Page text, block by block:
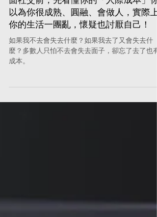
人際關係
請你35歲開始別再活得這麼累：拒絕假
面社交前，先看懂你的「人際成本」你
以為你很成熟、圓融、會做人，實際上
你的生活一團亂，懷疑也討厭自己！
麼？多數人只怕不去會失去面子，卻忘了去了也有
成本。